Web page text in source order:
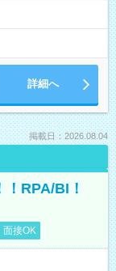
詳細へ
掲載日：2026.08.04
RPA/BI！
面接OK